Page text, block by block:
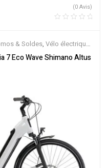
(0 Avis)
& Soldes, Vélo électrique
7 Eco Wave Shimano Altus